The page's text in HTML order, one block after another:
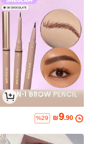
₪9.90
%29